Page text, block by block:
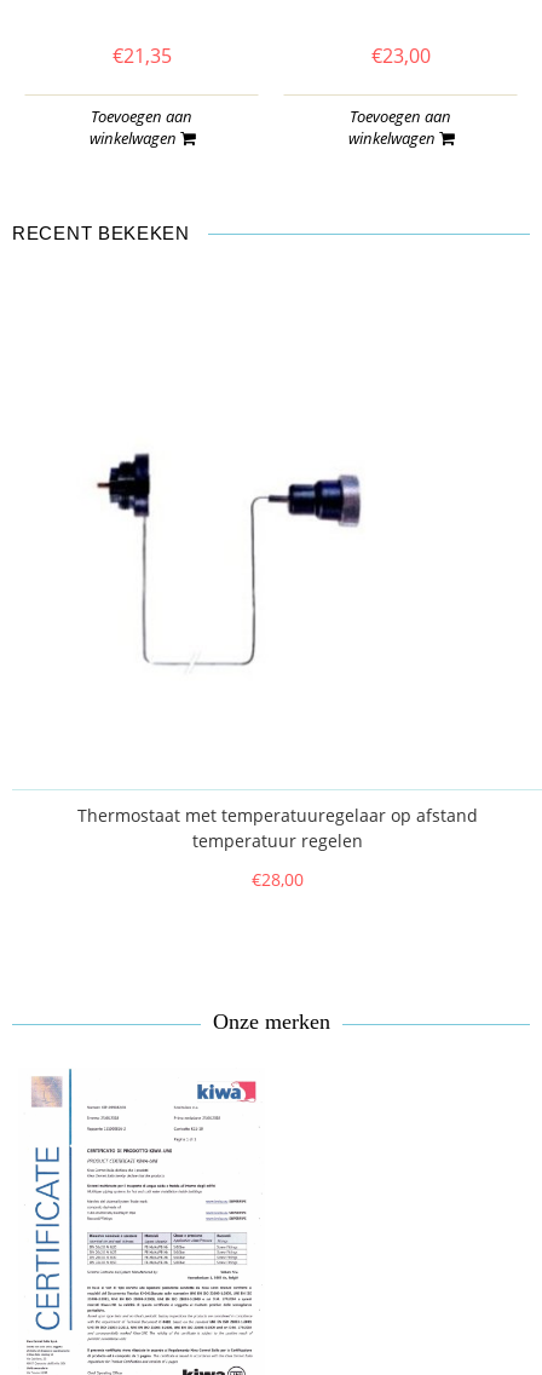
€21,35
Toevoegen aan
winkelwagen
€23,00
Toevoegen aan
winkelwagen
RECENT BEKEKEN
Thermostaat met temperatuuregelaar op afstand
temperatuur regelen
€28,00
Onze merken